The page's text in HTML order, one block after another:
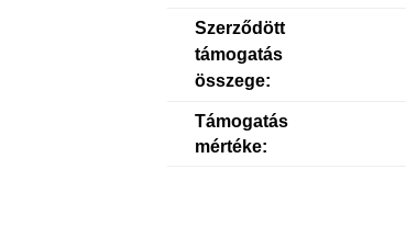
Szerződött
támogatás
összege:
Támogatás
mértéke: